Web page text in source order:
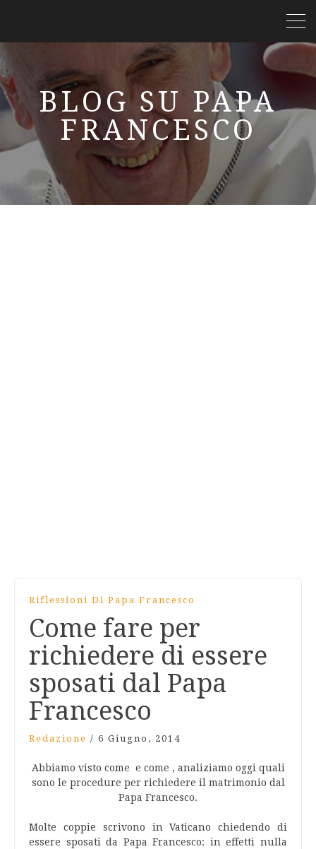
BLOG SU PAPA
FRANCESCO
Riflessioni Di Papa Francesco
Come fare per
richiedere di essere
sposati dal Papa
Francesco
Redazione / 6 Giugno, 2014
Abbiamo visto come e come , analiziamo oggi quali
sono le procedure per richiedere il matrimonio dal
Papa Francesco.
Molte coppie scrivono in Vaticano chiedendo di
essere sposati da Papa Francesco: in effetti nulla